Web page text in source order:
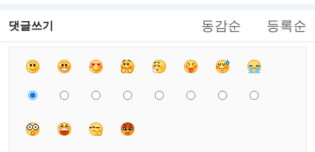
댓글쓰기 동감순 등록순